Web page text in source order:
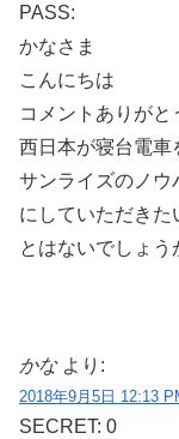
PASS:
かなさま
こんにちは
コメントありがと
西日本が寝台電車
サンライズのノウ
にしていただきた
とはないでしょ
かな より:
2018年9月5日 12:13
SECRET: 0